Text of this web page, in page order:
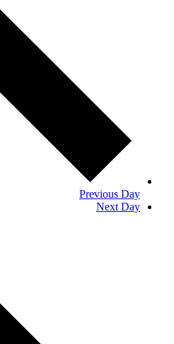
Previous Day
Next Day